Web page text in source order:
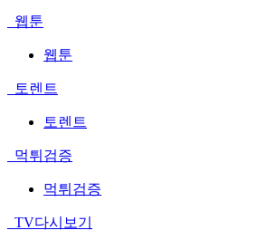
웹툰
웹툰
토렌트
토렌트
먹튀검증
먹튀검증
TV다시보기